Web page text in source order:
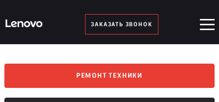
ЗАКАЗАТЬ ЗВОНОК
РЕМОНТ ТЕХНИКИ